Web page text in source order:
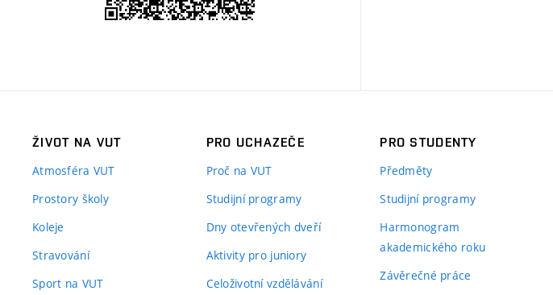
ŽIVOT NA VUT
Atmosféra VUT
Prostory školy
Koleje
Stravování
Sport na VUT
PRO UCHAZEČE
Proč na VUT
Studijní programy
Dny otevřených dveří
Aktivity pro juniory
Celoživotní vzdělávání
PRO STUDENTY
Předměty
Studijní programy
Harmonogram
akademického roku
Závěrečné práce